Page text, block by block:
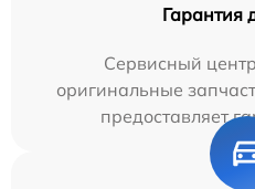
Гарантия
Сервисный
оригинальные
предоставляет